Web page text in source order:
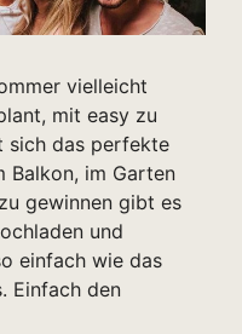
vielleicht
mit easy zu
sich das perfekte
Balkon, im Garten
gewinnen gibt es
und
einfach wie das
Einfach den